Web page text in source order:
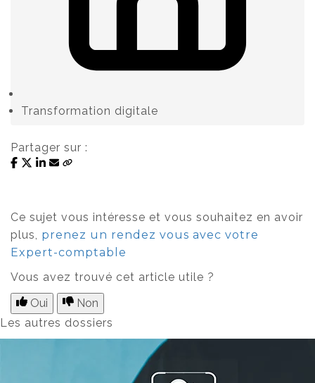
Transformation digitale
Partager sur :
Ce sujet vous intéresse et vous souhaitez en avoir
plus, prenez un rendez vous avec votre
Expert-comptable
Vous avez trouvé cet article utile ?
Oui
Non
Les autres dossiers